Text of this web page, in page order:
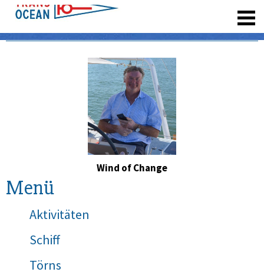
Wind of Change
Menü
Aktivitäten
Schiff
Törns